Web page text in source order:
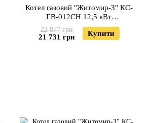
Котел газовий "Житомир-3" КС-
ГВ-012СН 12,5 кВт
(двоконтурний) (димохід ззаду)
22 877 грн
21 731 грн Купити